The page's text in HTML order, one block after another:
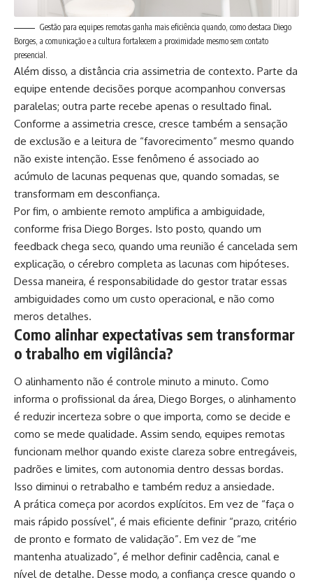
Gestão para equipes remotas ganha mais eficiência quando, como destaca Diego
Borges, a comunicação e a cultura fortalecem a proximidade mesmo sem contato
presencial.
Além disso, a distância cria assimetria de contexto. Parte da
equipe entende decisões porque acompanhou conversas
paralelas; outra parte recebe apenas o resultado final.
Conforme a assimetria cresce, cresce também a sensação
de exclusão e a leitura de “favorecimento” mesmo quando
não existe intenção. Esse fenômeno é associado ao
acúmulo de lacunas pequenas que, quando somadas, se
transformam em desconfiança.
Por fim, o ambiente remoto amplifica a ambiguidade,
conforme frisa Diego Borges. Isto posto, quando um
feedback chega seco, quando uma reunião é cancelada sem
explicação, o cérebro completa as lacunas com hipóteses.
Dessa maneira, é responsabilidade do gestor tratar essas
ambiguidades como um custo operacional, e não como
meros detalhes.
Como alinhar expectativas sem transformar
o trabalho em vigilância?
O alinhamento não é controle minuto a minuto. Como
informa o profissional da área, Diego Borges, o alinhamento
é reduzir incerteza sobre o que importa, como se decide e
como se mede qualidade. Assim sendo, equipes remotas
funcionam melhor quando existe clareza sobre entregáveis,
padrões e limites, com autonomia dentro dessas bordas.
Isso diminui o retrabalho e também reduz a ansiedade.
A prática começa por acordos explícitos. Em vez de “faça o
mais rápido possível”, é mais eficiente definir “prazo, critério
de pronto e formato de validação”. Em vez de “me
mantenha atualizado”, é melhor definir cadência, canal e
nível de detalhe. Desse modo, a confiança cresce quando o